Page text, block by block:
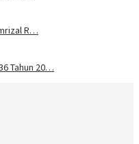
R…
Tahun 20…